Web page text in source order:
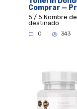
Comprar —
5 / 5 Nombre
destinado
0 343